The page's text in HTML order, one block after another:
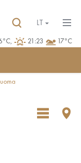
21:23 17°C
LT